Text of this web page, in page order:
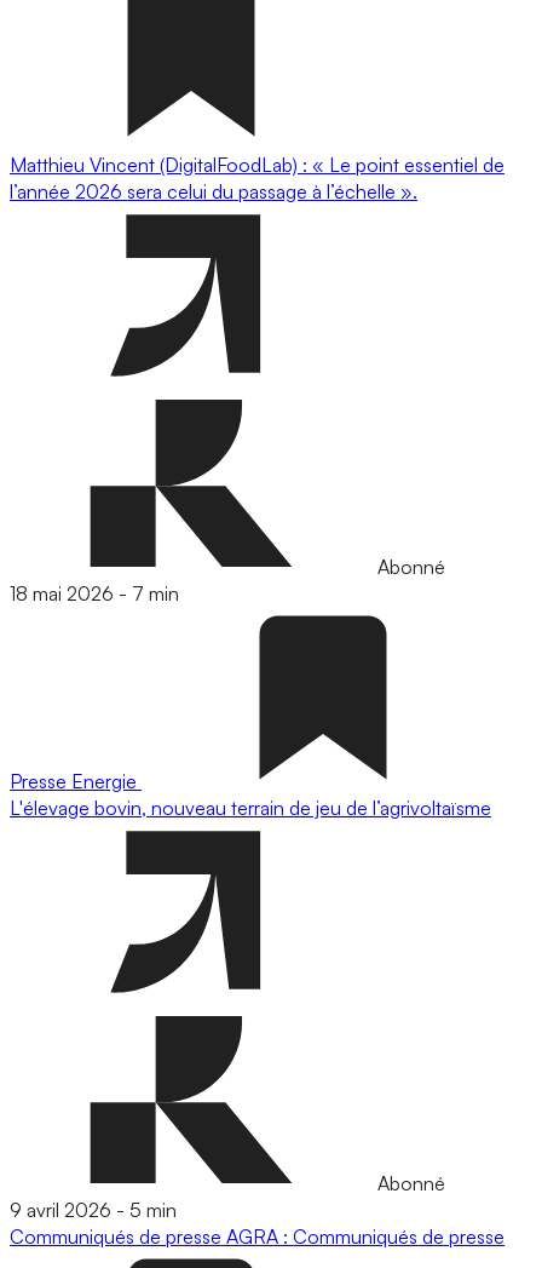
Matthieu Vincent (DigitalFoodLab) : « Le point essentiel de
l’année 2026 sera celui du passage à l’échelle ».
Abonné
18 mai 2026 - 7 min
Presse Energie
L'élevage bovin, nouveau terrain de jeu de l’agrivoltaïsme
Abonné
9 avril 2026 - 5 min
Communiqués de presse AGRA : Communiqués de presse